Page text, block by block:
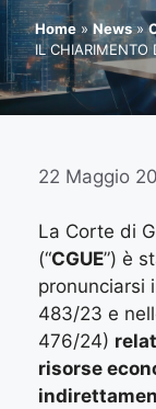
Home » News »
IL CHIARIMENTO
22 Maggio
La Corte di
(“CGUE”) è
pronunciarsi
483/23 e
476/24)
risorse